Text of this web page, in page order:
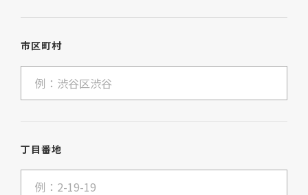
市区町村
丁目番地